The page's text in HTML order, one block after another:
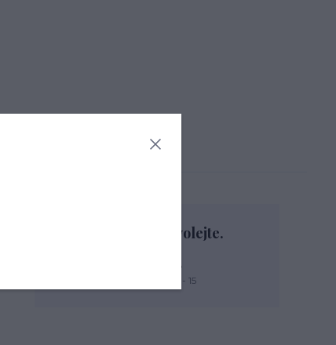
Nevíte si rady? Zavolejte.
+420 774 444 475
PO, PÁ: 7 - 13, ÚT, ST, ČT: 9 - 15